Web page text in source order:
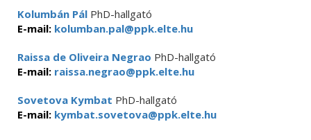
Kolumbán Pál PhD-hallgató
E-mail: kolumban.pal@ppk.elte.hu
Raissa de Oliveira Negrao PhD-hallgató
E-mail: raissa.negrao@ppk.elte.hu
Sovetova Kymbat PhD-hallgató
E-mail: kymbat.sovetova@ppk.elte.hu